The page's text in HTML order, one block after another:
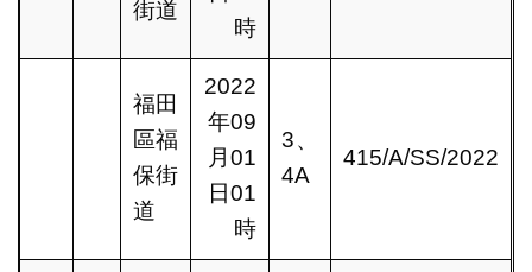
街道
時
福田
區福
保街
道
2022
年09
月01
日01
時
3、
4A
415/A/SS/2022